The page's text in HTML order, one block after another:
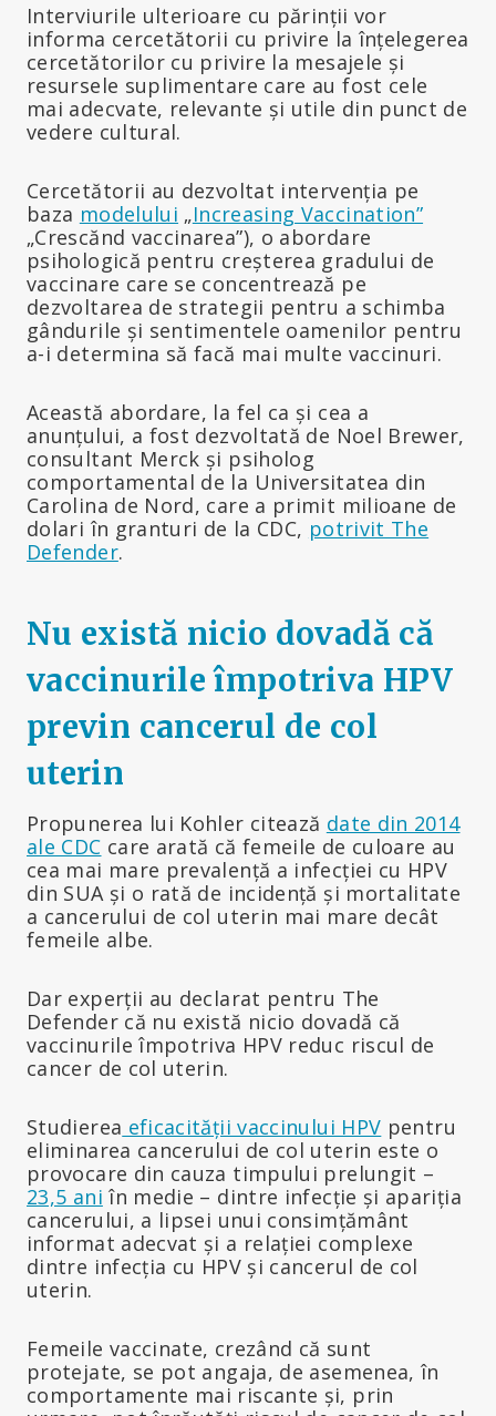
Interviurile ulterioare cu părinții vor
informa cercetătorii cu privire la înțelegerea
cercetătorilor cu privire la mesajele și
resursele suplimentare care au fost cele
mai adecvate, relevante și utile din punct de
vedere cultural.
Cercetătorii au dezvoltat intervenția pe
baza modelului „Increasing Vaccination”
„Crescănd vaccinarea”), o abordare
psihologică pentru creșterea gradului de
vaccinare care se concentrează pe
dezvoltarea de strategii pentru a schimba
gândurile și sentimentele oamenilor pentru
a-i determina să facă mai multe vaccinuri.
Această abordare, la fel ca și cea a
anunțului, a fost dezvoltată de Noel Brewer,
consultant Merck și psiholog
comportamental de la Universitatea din
Carolina de Nord, care a primit milioane de
dolari în granturi de la CDC, potrivit The
Defender.
Nu există nicio dovadă că
vaccinurile împotriva HPV
previn cancerul de col
uterin
Propunerea lui Kohler citează date din 2014
ale CDC care arată că femeile de culoare au
cea mai mare prevalență a infecției cu HPV
din SUA și o rată de incidență și mortalitate
a cancerului de col uterin mai mare decât
femeile albe.
Dar experții au declarat pentru The
Defender că nu există nicio dovadă că
vaccinurile împotriva HPV reduc riscul de
cancer de col uterin.
Studierea eficacității vaccinului HPV pentru
eliminarea cancerului de col uterin este o
provocare din cauza timpului prelungit –
23,5 ani în medie – dintre infecție și apariția
cancerului, a lipsei unui consimțământ
informat adecvat și a relației complexe
dintre infecția cu HPV și cancerul de col
uterin.
Femeile vaccinate, crezând că sunt
protejate, se pot angaja, de asemenea, în
comportamente mai riscante și, prin